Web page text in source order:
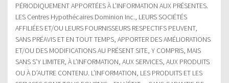
PÉRIODIQUEMENT APPORTÉES À L’INFORMATION AUX PRÉSENTES.
LES Centres Hypothécaires Dominion Inc., LEURS SOCIÉTÉS
AFFILIÉES ET/OU LEURS FOURNISSEURS RESPECTIFS PEUVENT,
SANS PRÉAVIS ET EN TOUT TEMPS, APPORTER DES AMÉLIORATIONS
ET/OU DES MODIFICATIONS AU PRÉSENT SITE, Y COMPRIS, MAIS
SANS S’Y LIMITER, À L’INFORMATION, AUX SERVICES, AUX PRODUITS
OU À D’AUTRE CONTENU. L’INFORMATION, LES PRODUITS ET LES